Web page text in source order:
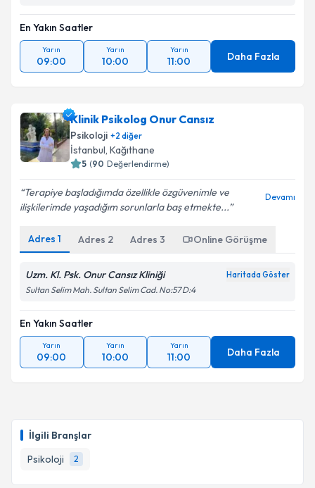
İlgili Branşlar
Psikoloji
2
En Yakın Saatler
Yarın
09:00
Yarın
10:00
Yarın
11:00 Daha Fazla
Klinik Psikolog Onur Cansız
Psikoloji +2 diğer
İstanbul, Kağıthane
5 (90 Değerlendirme)
Terapiye başladığımda özellikle özgüvenimle ve
ilişkilerimde yaşadığım sorunlarla baş etmekte...
Devamı
Adres 1 Adres 2 Adres 3 Online Görüşme
Uzm. Kl. Psk. Onur Cansız Kliniği Haritada Göster
Sultan Selim Mah. Sultan Selim Cad. No:57 D:4
En Yakın Saatler
Yarın
09:00
Yarın
10:00
Yarın
11:00 Daha Fazla